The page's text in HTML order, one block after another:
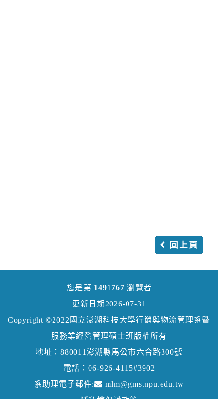
回上頁
您是第 1491767 瀏覽者
更新日期2026-07-31
Copyright ©2022國立澎湖科技大學行銷與物流管理系暨
服務業經營管理碩士班版權所有
地址：880011澎湖縣馬公市六合路300號
電話：06-926-4115#3902
系助理電子郵件:
mlm@gms.npu.edu.tw